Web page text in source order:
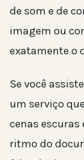
de som e de
imagem ou
exatamente o
Se você
um serviço
cenas
ritmo do